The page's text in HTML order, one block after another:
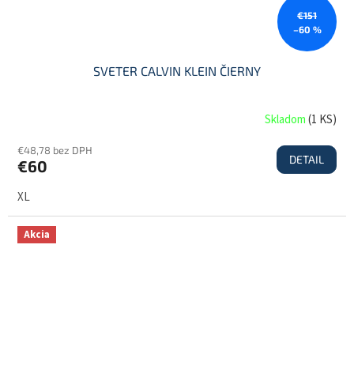
€151
–60 %
SVETER CALVIN KLEIN ČIERNY
Skladom(1 KS)
€48,78 bez DPH
€60 DETAIL
XL
Akcia